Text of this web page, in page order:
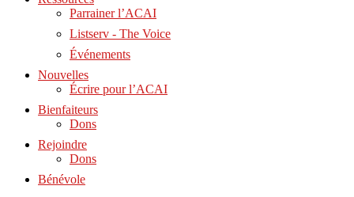
Parrainer l’ACAI
Listserv - The Voice
Événements
Nouvelles
Écrire pour l’ACAI
Bienfaiteurs
Dons
Rejoindre
Dons
Bénévole